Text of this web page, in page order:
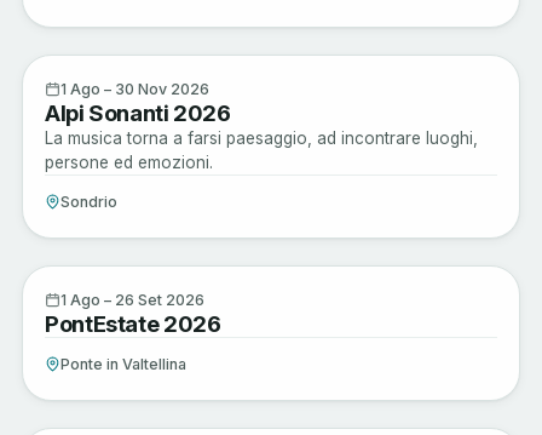
Musica e Spettacoli
1 Ago – 30 Nov 2026
Alpi Sonanti 2026
La musica torna a farsi paesaggio, ad incontrare luoghi,
persone ed emozioni.
Sondrio
Musica e Spettacoli
1 Ago – 26 Set 2026
PontEstate 2026
Ponte in Valtellina